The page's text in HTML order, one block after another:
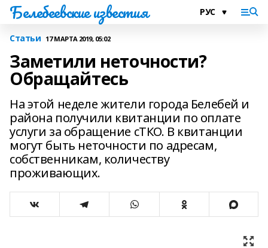
Белебеевские известия
Статьи 17 МАРТА 2019, 05:02
Заметили неточности?
Обращайтесь
На этой неделе жители города Белебей и
района получили квитанции по оплате
услуги за обращение сТКО. В квитанции
могут быть неточности по адресам,
собственникам, количеству
проживающих.